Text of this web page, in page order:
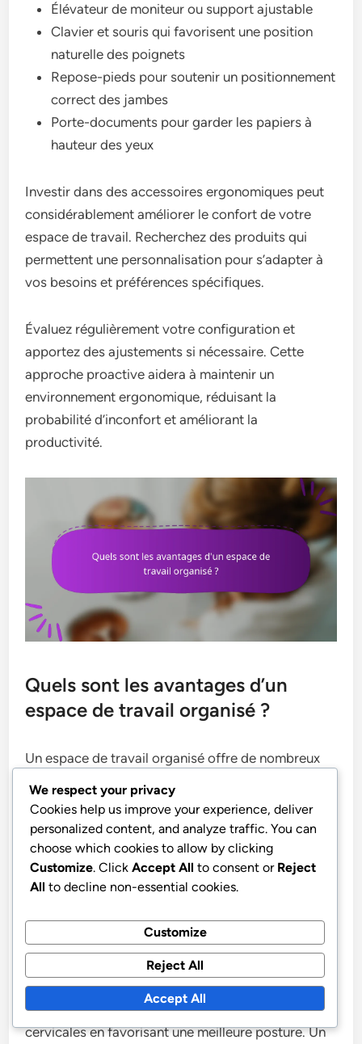
Élévateur de moniteur ou support ajustable
Clavier et souris qui favorisent une position
naturelle des poignets
Repose-pieds pour soutenir un positionnement
correct des jambes
Porte-documents pour garder les papiers à
hauteur des yeux
Investir dans des accessoires ergonomiques peut
considérablement améliorer le confort de votre
espace de travail. Recherchez des produits qui
permettent une personnalisation pour s’adapter à
vos besoins et préférences spécifiques.
Évaluez régulièrement votre configuration et
apportez des ajustements si nécessaire. Cette
approche proactive aidera à maintenir un
environnement ergonomique, réduisant la
probabilité d’inconfort et améliorant la
productivité.
Quels sont les avantages d’un
espace de travail organisé ?
Un espace de travail organisé offre de nombreux
concentration, une réduction du stress et une
créativité accrue. En minimisant le désordre et en
garantissant un accès facile aux outils, vous
pouvez favoriser des habitudes de travail plus
saines et augmenter l’efficacité globale.
Réduction du désordre
Réduire le désordre dans votre espace de travail
peut considérablement atténuer les douleurs
cervicales en favorisant une meilleure posture. Un
We respect your privacy
Cookies help us improve your experience, deliver
personalized content, and analyze traffic. You can
choose which cookies to allow by clicking
Customize. Click Accept All to consent or Reject
All to decline non-essential cookies.
Customize
Reject All
Accept All